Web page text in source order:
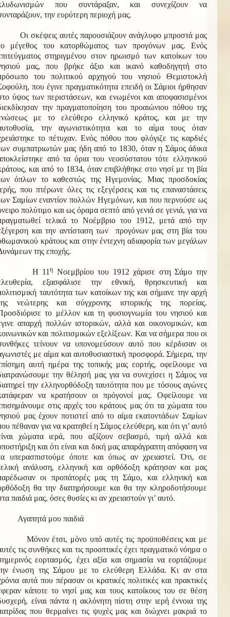
που συντάραξαν, και συνεχίζουν να
την ευρύτερη περιοχή μας.
σκέψεις αυτές παρουσιάζουν ανάγλυφο μπροστά μας
μέγεθος του κατορθώματος των προγόνων μας. Ενός
στηριγμένου στον ηρωισμό των κατοίκων του
μας, που βρήκε άξιο και ικανό καθοδηγητή στο
του πολιτικού αρχηγού του νησιού Θεμιστοκλή
που έγινε πραγματικότητα επειδή οι Σάμιοι ήρθησαν
ύψος των περιστάσεων, και ενωμένοι και αποφασισμένοι
την πραγματοποίηση του προαιώνιου πόθου της
με το ελεύθερο ελληνικό κράτος, και με την
την αγωνιστικότητα και το αίμα τους όταν
το πέτυχαν. Ενός πόθου που φλόγιζε τις καρδιές
συμπατριωτών μας ήδη από το 1830, όταν η Σάμος άδικα
από τα όρια του νεοσύστατου τότε ελληνικού
και από το 1834, όταν επιβλήθηκε στο νησί με τη βία
όπλων το καθεστώς της Ηγεμονίας. Μιας προσδοκίας
που πτέρωνε όλες τις εξεγέρσεις και τις επαναστάσεις
Σαμίων εναντίον πολλών Ηγεμόνων, και που περνούσε ως
πολύτιμο και ως όραμα σεπτό από γενιά σε γενιά, για να
τελικά το Νοέμβριο του 1912, μετά από την
και την αντίσταση των προγόνων μας στη βία του
κράτους και στην έντεχνη αδιαφορία των μεγάλων
της εποχής.
11η Νοεμβρίου του 1912 χάρισε στη Σάμο την
εξασφάλισε την εθνική, θρησκευτική και
ταυτότητα των κατοίκων της και σήμανε την αρχή
νεώτερης και σύγχρονης ιστορικής της πορείας.
το μέλλον και τη φυσιογνωμία του νησιού και
απαρχή πολλών ιστορικών, αλλά και οικονομικών, και
και πολιτισμικών εξελίξεων. Και να σήμερα που οι
τείνουν να υπονομεύσουν αυτό που κέρδισαν οι
με αίμα και αυτοθυσιαστική προσφορά. Σήμερα, την
αυτή ημέρα της τοπικής μας εορτής, οφείλουμε να
την θέλησή μας για να συνεχίσει η Σάμος να
την ελληνορθόδοξη ταυτότητα που με τόσους αγώνες
να κρατήσουν οι πρόγονοί μας. Οφείλουμε να
στις αρχές του κράτους μας ότι τα χώματα του
μας έχουν ποτιστεί από το αίμα εκατοντάδων Σαμίων
πέθαναν για να κρατηθεί η Σάμος ελεύθερη, και ότι γι’ αυτό
χώματα ιερά, που αξίζουν σεβασμό, τιμή αλλά και
και ότι είναι και δική μας απαράγραπτη απόφαση να
υπερασπιστούμε όποτε και όπως αν χρειαστεί. Ότι, σε
ανάλυση, ελληνική και ορθόδοξη κράτησαν και μας
οι προπάτορές μας τη Σάμο, και ελληνική και
θα την διατηρήσουμε και θα την κληροδοτήσουμε
παιδιά μας, όσες θυσίες κι αν χρειαστούν γι’ αυτό.
μου παιδιά
έτσι, μόνο υπό αυτές τις προϋποθέσεις και με
τις συνθήκες και τις προοπτικές έχει πραγματικό νόημα ο
εορτασμός, έχει αξία και σημασία να εορτάζουμε
ένωση της Σάμου με το ελεύθερη Ελλάδα. Κι αν στα
αυτά που πέρασαν οι κρατικές πολιτικές και πρακτικές
κάποτε το νησί μας και τους κατοίκους του σε θέση
είναι πάντα η ακλόνητη πίστη στην ιερή έννοια της
που θερμαίνει τις ψυχές μας και διώχνει μακριά το